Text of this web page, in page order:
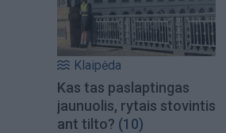
Klaipėda
Kas tas paslaptingas
jaunuolis, rytais stovintis
ant tilto? (10)